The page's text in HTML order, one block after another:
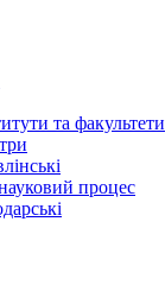
та факультети
процес